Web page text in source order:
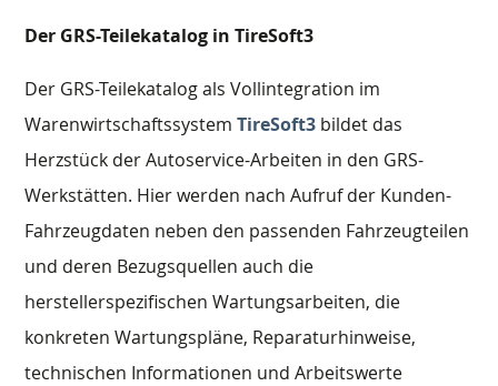
Der GRS-Teilekatalog in TireSoft3
Der GRS-Teilekatalog als Vollintegration im
Warenwirtschaftssystem TireSoft3 bildet das
Herzstück der Autoservice-Arbeiten in den GRS-
Werkstätten. Hier werden nach Aufruf der Kunden-
Fahrzeugdaten neben den passenden Fahrzeugteilen
und deren Bezugsquellen auch die
herstellerspezifischen Wartungsarbeiten, die
konkreten Wartungspläne, Reparaturhinweise,
technischen Informationen und Arbeitswerte